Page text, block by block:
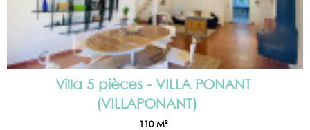
Villa 5 pièces - VILLA PONANT
(VILLAPONANT )
110 M²